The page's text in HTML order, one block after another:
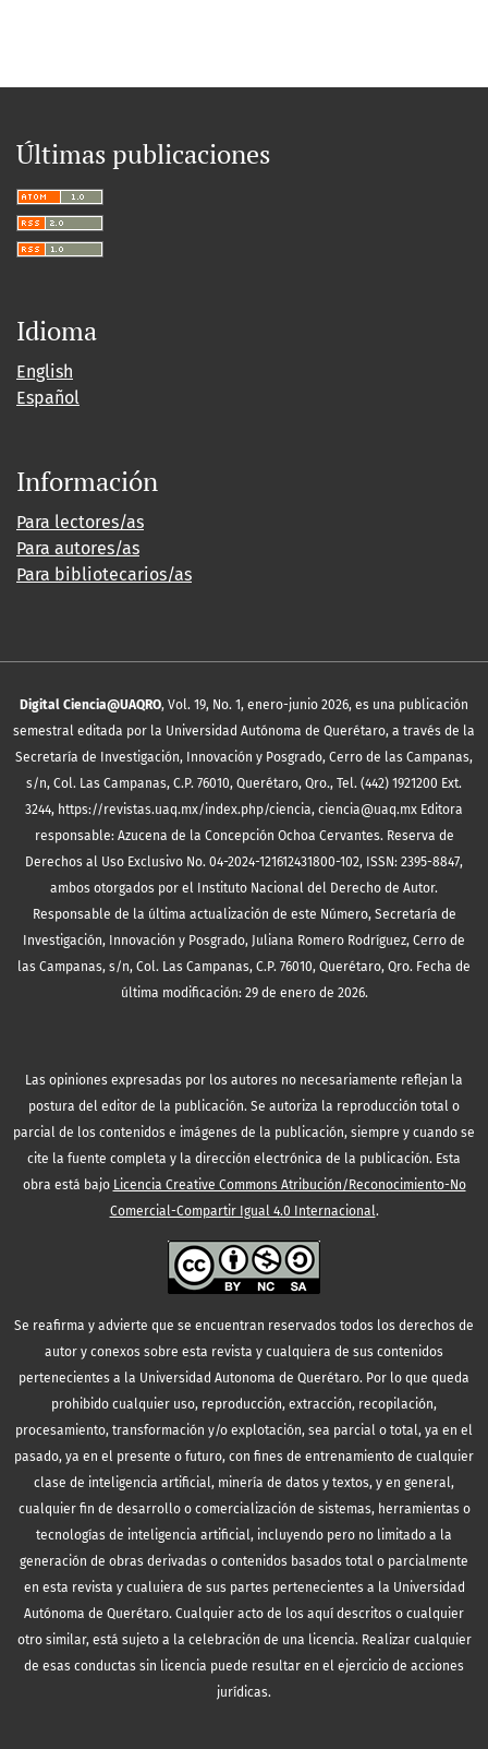
Últimas publicaciones
Idioma
English
Español
Información
Para lectores/as
Para autores/as
Para bibliotecarios/as
Digital Ciencia@UAQRO, Vol. 19, No. 1, enero-junio 2026, es una publicación
semestral editada por la Universidad Autónoma de Querétaro, a través de la
Secretaría de Investigación, Innovación y Posgrado, Cerro de las Campanas,
s/n, Col. Las Campanas, C.P. 76010, Querétaro, Qro., Tel. (442) 1921200 Ext.
3244, https://revistas.uaq.mx/index.php/ciencia, ciencia@uaq.mx Editora
responsable: Azucena de la Concepción Ochoa Cervantes. Reserva de
Derechos al Uso Exclusivo No. 04-2024-121612431800-102, ISSN: 2395-8847,
ambos otorgados por el Instituto Nacional del Derecho de Autor.
Responsable de la última actualización de este Número, Secretaría de
Investigación, Innovación y Posgrado, Juliana Romero Rodríguez, Cerro de
las Campanas, s/n, Col. Las Campanas, C.P. 76010, Querétaro, Qro. Fecha de
última modificación: 29 de enero de 2026.
Las opiniones expresadas por los autores no necesariamente reflejan la
postura del editor de la publicación. Se autoriza la reproducción total o
parcial de los contenidos e imágenes de la publicación, siempre y cuando se
cite la fuente completa y la dirección electrónica de la publicación. Esta
obra está bajo Licencia Creative Commons Atribución/Reconocimiento-No
Comercial-Compartir Igual 4.0 Internacional.
Se reafirma y advierte que se encuentran reservados todos los derechos de
autor y conexos sobre esta revista y cualquiera de sus contenidos
pertenecientes a la Universidad Autonoma de Querétaro. Por lo que queda
prohibido cualquier uso, reproducción, extracción, recopilación,
procesamiento, transformación y/o explotación, sea parcial o total, ya en el
pasado, ya en el presente o futuro, con fines de entrenamiento de cualquier
clase de inteligencia artificial, minería de datos y textos, y en general,
cualquier fin de desarrollo o comercialización de sistemas, herramientas o
tecnologías de inteligencia artificial, incluyendo pero no limitado a la
generación de obras derivadas o contenidos basados total o parcialmente
en esta revista y cualuiera de sus partes pertenecientes a la Universidad
Autónoma de Querétaro. Cualquier acto de los aquí descritos o cualquier
otro similar, está sujeto a la celebración de una licencia. Realizar cualquier
de esas conductas sin licencia puede resultar en el ejercicio de acciones
jurídicas.